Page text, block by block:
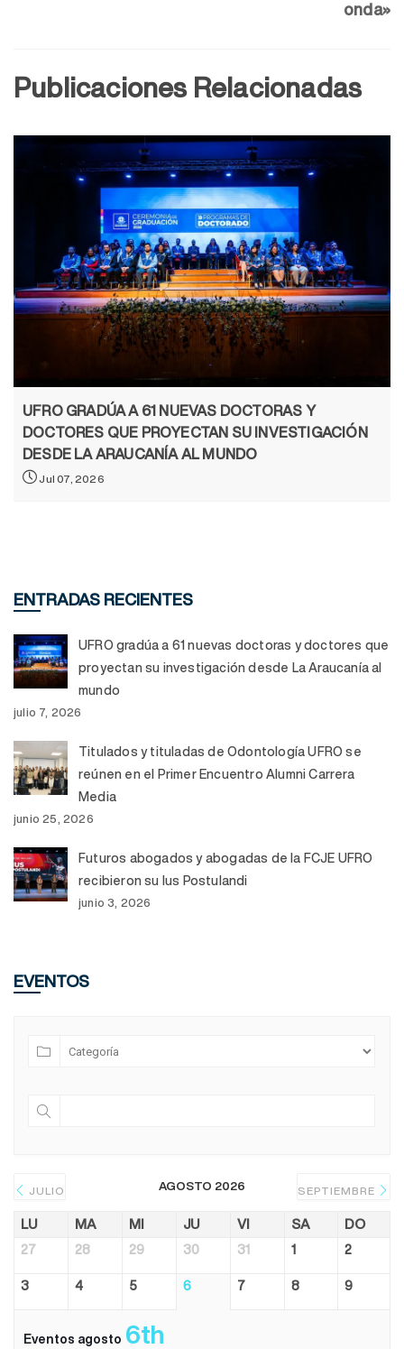
onda»
Publicaciones Relacionadas
UFRO GRADÚA A 61 NUEVAS DOCTORAS Y
DOCTORES QUE PROYECTAN SU INVESTIGACIÓN
DESDE LA ARAUCANÍA AL MUNDO
Jul 07, 2026
ENTRADAS RECIENTES
UFRO gradúa a 61 nuevas doctoras y doctores que
proyectan su investigación desde La Araucanía al
mundo
julio 7, 2026
Titulados y tituladas de Odontología UFRO se
reúnen en el Primer Encuentro Alumni Carrera
Media
junio 25, 2026
Futuros abogados y abogadas de la FCJE UFRO
recibieron su Ius Postulandi
junio 3, 2026
EVENTOS
JULIO AGOSTO 2026 SEPTIEMBRE
LU MA MI JU VI SA DO
27 28 29 30 31 1 2
3 4 5 6 7 8 9
Eventos agosto 6th